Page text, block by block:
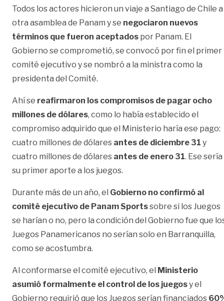
Todos los actores hicieron un viaje a Santiago de Chile a
otra asamblea de Panam y se negociaron nuevos
términos que fueron aceptados por Panam. El
Gobierno se comprometió, se convocó por fin el primer
comité ejecutivo y se nombró a la ministra como la
presidenta del Comité.
Ahí se reafirmaron los compromisos de pagar ocho
millones de dólares, como lo había establecido el
compromiso adquirido que el Ministerio haría ese pago:
cuatro millones de dólares antes de diciembre 31 y
cuatro millones de dólares antes de enero 31. Ese sería
su primer aporte a los juegos.
Durante más de un año, el Gobierno no confirmó al
comité ejecutivo de Panam Sportssobre si los Juegos
se harían o no, pero la condición del Gobierno fue que
Juegos Panamericanos no serían solo en Barranquilla,
como se acostumbra.
Al conformarse el comité ejecutivo, el Ministerio
asumió formalmente el control de los juegosy el
Gobierno requirió que los Juegos serían financiados